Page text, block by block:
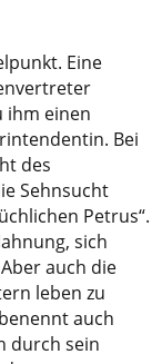
Eine
ihm einen
Bei
des
Sehnsucht
Petrus“.
sich
auch die
leben zu
auch
durch sein